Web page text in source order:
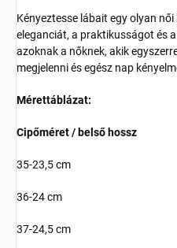
Kényeztesse lábait egy olyan
eleganciát, a praktikusságot és
azoknak a nőknek, akik
megjelenni és egész nap
Mérettáblázat:
Cipőméret / belső hossz
35-23,5 cm
36-24 cm
37-24,5 cm